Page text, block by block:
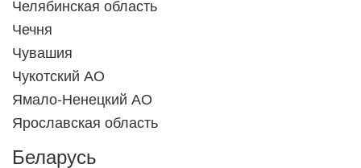
Челябинская область
Чечня
Чувашия
Чукотский АО
Ямало-Ненецкий АО
Ярославская область
Беларусь